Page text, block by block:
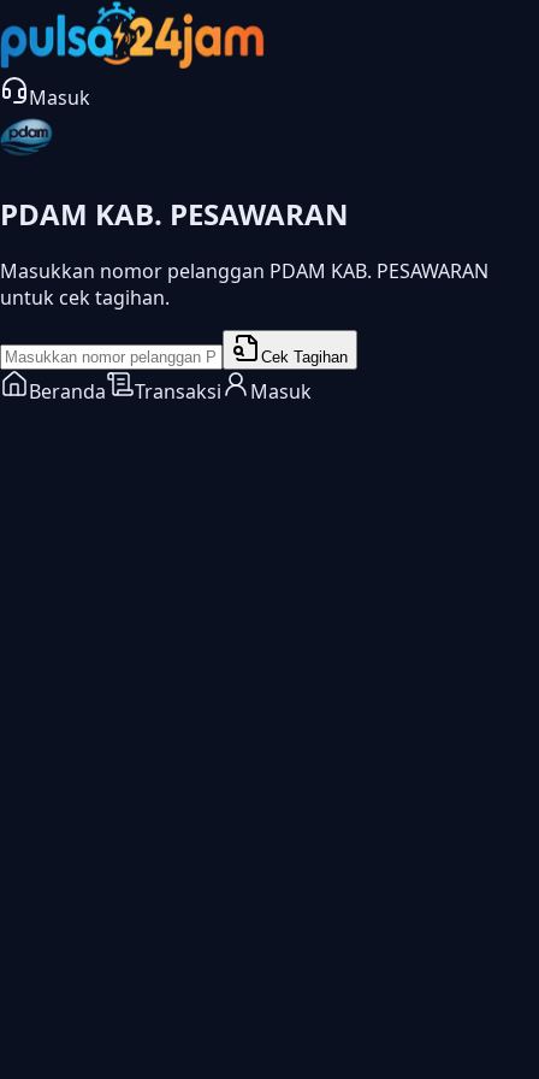
Masuk
PDAM KAB. PESAWARAN
Masukkan nomor pelanggan PDAM KAB. PESAWARAN
untuk cek tagihan.
Cek Tagihan
Beranda Transaksi Masuk